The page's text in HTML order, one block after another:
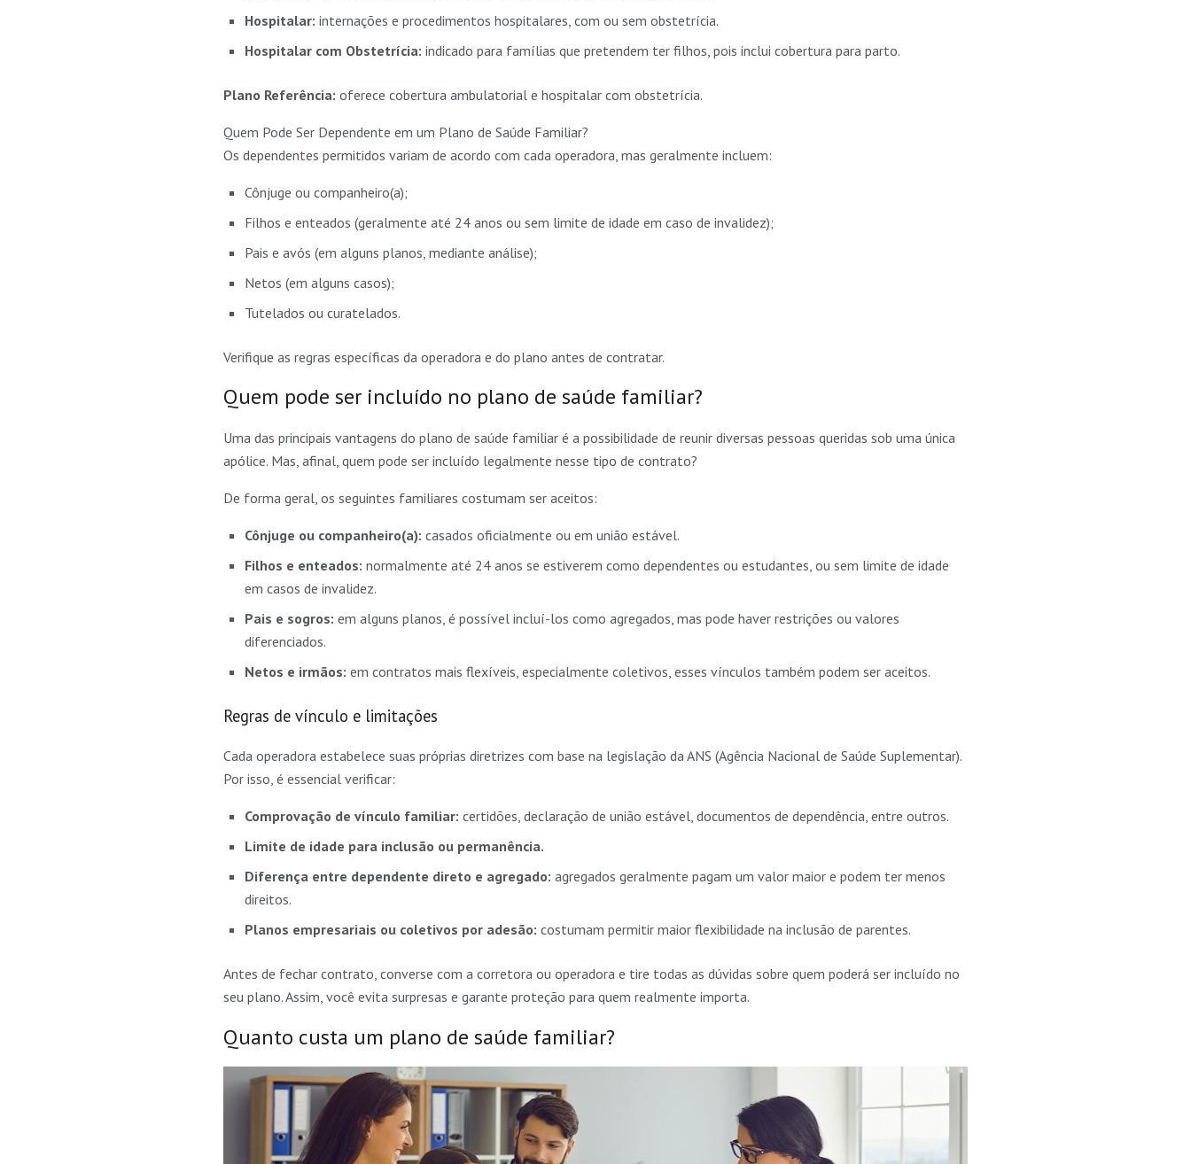
Hospitalar: internações e procedimentos hospitalares, com ou sem obstetrícia.
Hospitalar com Obstetrícia: indicado para famílias que pretendem ter filhos, pois inclui cobertura para parto.
Plano Referência: oferece cobertura ambulatorial e hospitalar com obstetrícia.
Quem Pode Ser Dependente em um Plano de Saúde Familiar?
Os dependentes permitidos variam de acordo com cada operadora, mas geralmente incluem:
Cônjuge ou companheiro(a);
Filhos e enteados (geralmente até 24 anos ou sem limite de idade em caso de invalidez);
Pais e avós (em alguns planos, mediante análise);
Netos (em alguns casos);
Tutelados ou curatelados.
Verifique as regras específicas da operadora e do plano antes de contratar.
Quem pode ser incluído no plano de saúde familiar?
Uma das principais vantagens do plano de saúde familiar é a possibilidade de reunir diversas pessoas queridas sob uma única
apólice. Mas, afinal, quem pode ser incluído legalmente nesse tipo de contrato?
De forma geral, os seguintes familiares costumam ser aceitos:
Cônjuge ou companheiro(a): casados oficialmente ou em união estável.
Filhos e enteados: normalmente até 24 anos se estiverem como dependentes ou estudantes, ou sem limite de idade
em casos de invalidez.
Pais e sogros: em alguns planos, é possível incluí-los como agregados, mas pode haver restrições ou valores
diferenciados.
Netos e irmãos: em contratos mais flexíveis, especialmente coletivos, esses vínculos também podem ser aceitos.
Regras de vínculo e limitações
Cada operadora estabelece suas próprias diretrizes com base na legislação da ANS (Agência Nacional de Saúde Suplementar).
Por isso, é essencial verificar:
Comprovação de vínculo familiar: certidões, declaração de união estável, documentos de dependência, entre outros.
Limite de idade para inclusão ou permanência.
Diferença entre dependente direto e agregado: agregados geralmente pagam um valor maior e podem ter menos
direitos.
Planos empresariais ou coletivos por adesão: costumam permitir maior flexibilidade na inclusão de parentes.
Antes de fechar contrato, converse com a corretora ou operadora e tire todas as dúvidas sobre quem poderá ser incluído no
seu plano. Assim, você evita surpresas e garante proteção para quem realmente importa.
Quanto custa um plano de saúde familiar?